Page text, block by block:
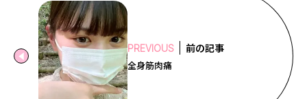
PREVIOUS 前の記事
全身筋肉痛